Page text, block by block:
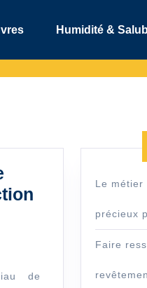
Humidité &
Le métier
précieux
Faire